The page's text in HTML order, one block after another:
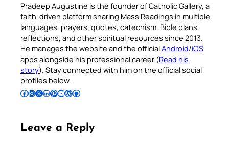
Pradeep Augustine is the founder of Catholic Gallery, a
faith-driven platform sharing Mass Readings in multiple
languages, prayers, quotes, catechism, Bible plans,
reflections, and other spiritual resources since 2013.
He manages the website and the officialAndroid/iOS
apps alongside his professional career (Read his
story). Stay connected with him on the official social
profiles below.
Follow Pradeep on Facebook Follow Pradeep on InstagramFollow Pradeep on X Follow Pradeep on LinkedIn Follow Pradeep on Pinterest Subscribe to Pradeep’s Youtube Channel Follow Pradeep on WordPress Follow Pradeep on GitHub
Leave a Reply